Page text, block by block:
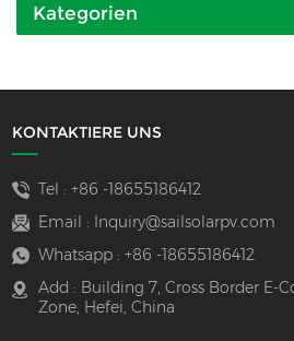
Kategorien
KONTAKTIERE UNS
Tel : +86 -18655186412
Email :
Inquiry@sailsolarpv.com
Whatsapp : +86 -18655186412
Add : Building 7, Cross Border E-
Zone, Hefei, China